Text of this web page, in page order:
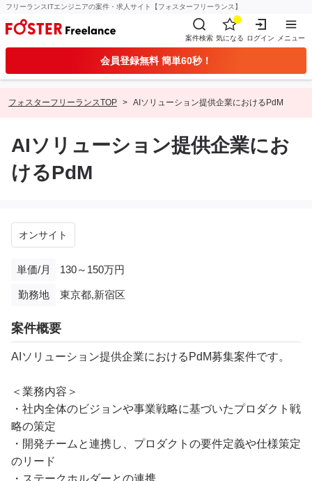
フリーランスITエンジニアの案件・求人サイト【フォスターフリーランス】
案件検索 気になる ログイン メニュー
会員登録無料 簡単60秒！
フォスターフリーランスTOP AIソリューション提供企業におけるPdM
AIソリューション提供企業にお
けるPdM
オンサイト
単価/月 130～150万円
勤務地 東京都,新宿区
案件概要
AIソリューション提供企業におけるPdM募集案件です。
＜業務内容＞
・社内全体のビジョンや事業戦略に基づいたプロダクト戦
略の策定
・開発チームと連携し、プロダクトの要件定義や仕様策定
のリード
・ステークホルダーとの連携